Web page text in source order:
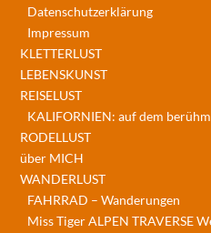
Datenschutzerklärung
Impressum
KLETTERLUST
LEBENSKUNST
REISELUST
KALIFORNIEN: auf dem
RODELLUST
über MICH
WANDERLUST
FAHRRAD – Wanderungen
Miss Tiger ALPEN TRAVERSE